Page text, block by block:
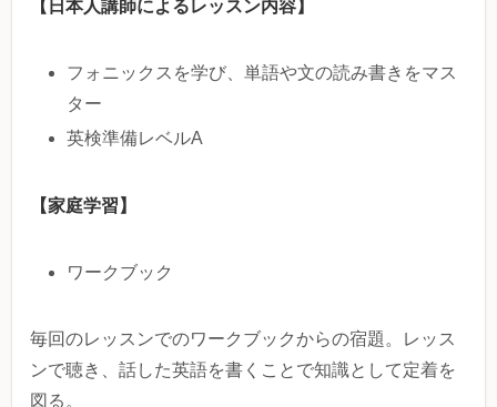
【日本人講師によるレッスン内容】
フォニックスを学び、単語や文の読み書きをマス
ター
英検準備レベルA
【家庭学習】
ワークブック
毎回のレッスンでのワークブックからの宿題。レッス
ンで聴き、話した英語を書くことで知識として定着を
図る。